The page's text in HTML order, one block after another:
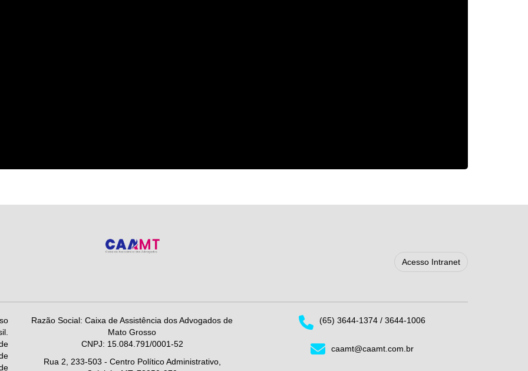
Acesso Intranet
Razão Social: Caixa de Assistência dos Advogados de
Mato Grosso
CNPJ: 15.084.791/0001-52
Rua 2, 233-503 - Centro Político Administrativo,
(65) 3644-1374 / 3644-1006
caamt@caamt.com.br